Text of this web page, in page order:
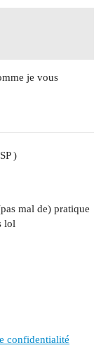
je vous
)
mal de) pratique
lol
confidentialité